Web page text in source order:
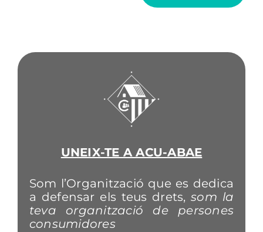
UNEIX-TE A ACU-ABAE
Som l’Organització que es dedica
a defensar els teus drets,som la
teva organització de persones
consumidores